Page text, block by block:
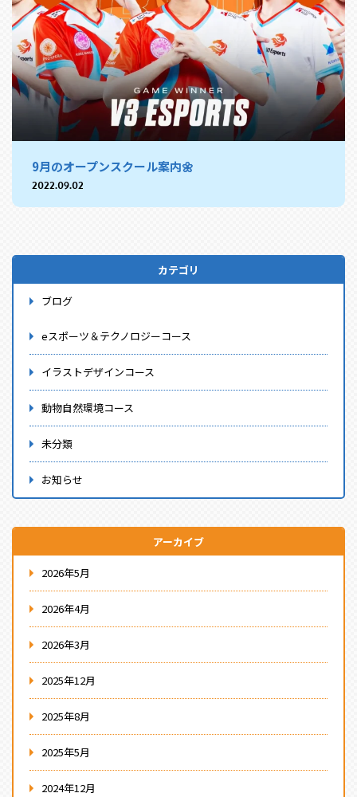
9月のオープンスクール案内🌼
2022.09.02
カテゴリ
ブログ
eスポーツ＆テクノロジーコース
イラストデザインコース
動物自然環境コース
未分類
お知らせ
アーカイブ
2026年5月
2026年4月
2026年3月
2025年12月
2025年8月
2025年5月
2024年12月